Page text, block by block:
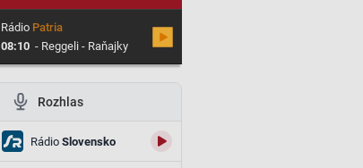
RádioPatria
08:10 - Reggeli - Raňajky
Rozhlas
RádioSlovensko